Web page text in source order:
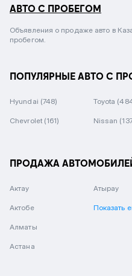
АВТО С ПРОБЕГОМ
Объявления о продаже авто в
пробегом.
ПОПУЛЯРНЫЕ АВТО С
Hyundai (748) Toyota
Chevrolet (161) Nissan
ПРОДАЖА
Актау
Актобе
Алматы
Астана
Атырау
Показать